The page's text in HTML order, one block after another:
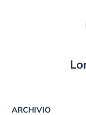
ARCHIVIO